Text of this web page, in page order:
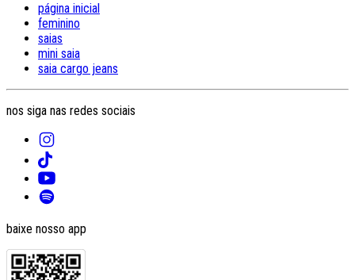
página inicial
feminino
saias
mini saia
saia cargo jeans
nos siga nas redes sociais
baixe nosso app